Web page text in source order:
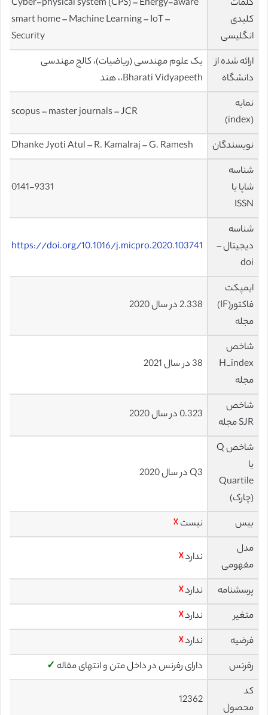
کلمات
کلیدی
انگلیسی
Cyber-physical system (CPS) – Energy-aware
smart home – Machine Learning – IoT –
Security
ارائه شده از
دانشگاه
یک علوم مهندسی (ریاضیات)، کالج مهندسی
Bharati Vidyapeeth،، هند
نمایه
(index)
scopus – master journals – JCR
نویسندگان
Dhanke Jyoti Atul – R. Kamalraj – G. Ramesh
شناسه
شاپا یا
ISSN
0141-9331
شناسه
دیجیتال –
doi
https://doi.org/10.1016/j.micpro.2020.103741
ایمپکت
فاکتور(IF)
مجله
2.338 در سال 2020
شاخص
H_index
مجله
38 در سال 2021
شاخص
SJR مجله
0.323 در سال 2020
شاخص Q
یا
Quartile
(چارک)
Q3 در سال 2020
بیس نیست☓
مدل
مفهومی
ندارد☓
پرسشنامه ندارد☓
متغیر
ندارد☓
فرضیه
ندارد☓
رفرنس
دارای رفرنس در داخل متن و انتهای مقاله ✓
کد
محصول
12362